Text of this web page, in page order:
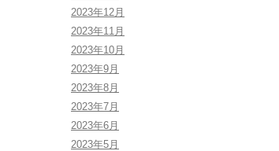
2023年12月
2023年11月
2023年10月
2023年9月
2023年8月
2023年7月
2023年6月
2023年5月